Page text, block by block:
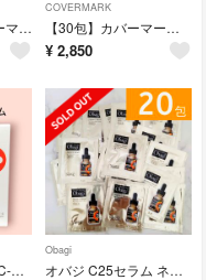
【３０日分】カバーマーク フローレスフィット ファンデーション 〈FR20〉
COVERMARK
【30包】カバーマーク セルアドバンスト ローションWS 化粧水
¥ 2,850
ドクターケイ ABC-Gリペアセラム 9ml ×３本セット
Obagi
オバジ C25セラム ネオ 〈美容液〉 サンプル２０包